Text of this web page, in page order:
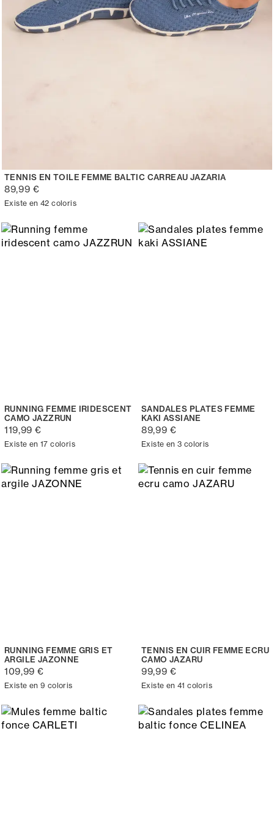
TENNIS EN TOILE FEMME BALTIC CARREAU JAZARIA
89,99 €
Existe en 42 coloris
RUNNING FEMME IRIDESCENT
CAMO JAZZRUN
119,99 €
Existe en 17 coloris
SANDALES PLATES FEMME
KAKI ASSIANE
89,99 €
Existe en 3 coloris
RUNNING FEMME GRIS ET
ARGILE JAZONNE
109,99 €
Existe en 9 coloris
TENNIS EN CUIR FEMME ECRU
CAMO JAZARU
99,99 €
Existe en 41 coloris